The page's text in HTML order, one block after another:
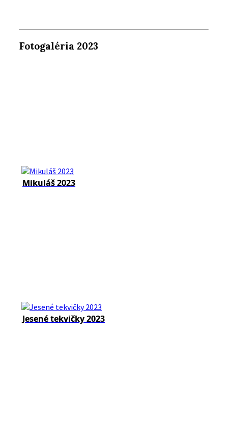
Fotogaléria 2023
Mikuláš 2023
Jesené tekvičky 2023